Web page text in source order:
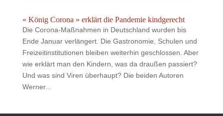
« König Corona » erklärt die Pandemie kindgerecht
Die Corona-Maßnahmen in Deutschland wurden bis
Ende Januar verlängert. Die Gastronomie, Schulen und
Freizeitinstitutionen bleiben weiterhin geschlossen. Aber
wie erklärt man den Kindern, was da draußen passiert?
Und was sind Viren überhaupt? Die beiden Autoren
Werner...